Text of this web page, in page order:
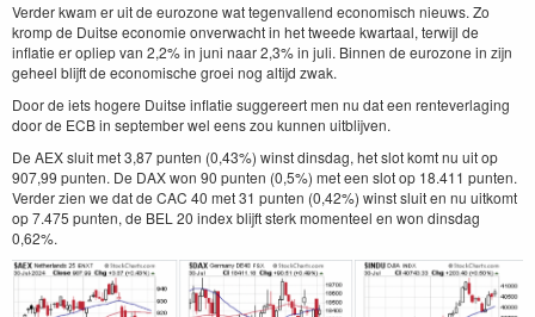
Verder kwam er uit de eurozone wat tegenvallend economisch nieuws. Zo
kromp de Duitse economie onverwacht in het tweede kwartaal, terwijl de
inflatie er opliep van 2,2% in juni naar 2,3% in juli. Binnen de eurozone in zijn
geheel blijft de economische groei nog altijd zwak.
Door de iets hogere Duitse inflatie suggereert men nu dat een renteverlaging
door de ECB in september wel eens zou kunnen uitblijven.
De AEX sluit met 3,87 punten (0,43%) winst dinsdag, het slot komt nu uit op
907,99 punten. De DAX won 90 punten (0,5%) met een slot op 18.411 punten.
Verder zien we dat de CAC 40 met 31 punten (0,42%) winst sluit en nu uitkomt
op 7.475 punten, de BEL 20 index blijft sterk momenteel en won dinsdag
0,62%.